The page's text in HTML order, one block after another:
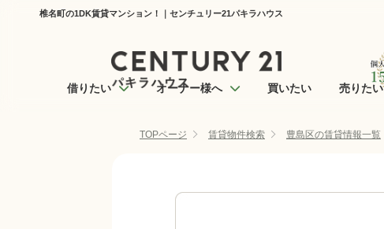
椎名町の1DK賃貸マンション！｜センチュリー21パキラハウス
借りたい オーナー様へ 買いたい 売りたい
TOPページ 賃貸物件検索 豊島区の賃貸情報一覧